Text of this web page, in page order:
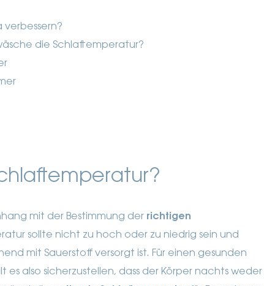
verbessern?
die Schlaftemperatur?
mit der Bestimmung der richtigen
sollte nicht zu hoch oder zu niedrig sein und
mit Sauerstoff versorgt ist. Für einen gesunden
es also sicherzustellen, dass der Körper nachts weder